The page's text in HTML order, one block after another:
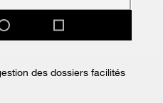
des dossiers facilités